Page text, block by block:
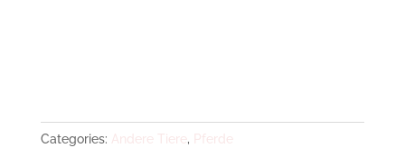
Categories: Andere Tiere , Pferde